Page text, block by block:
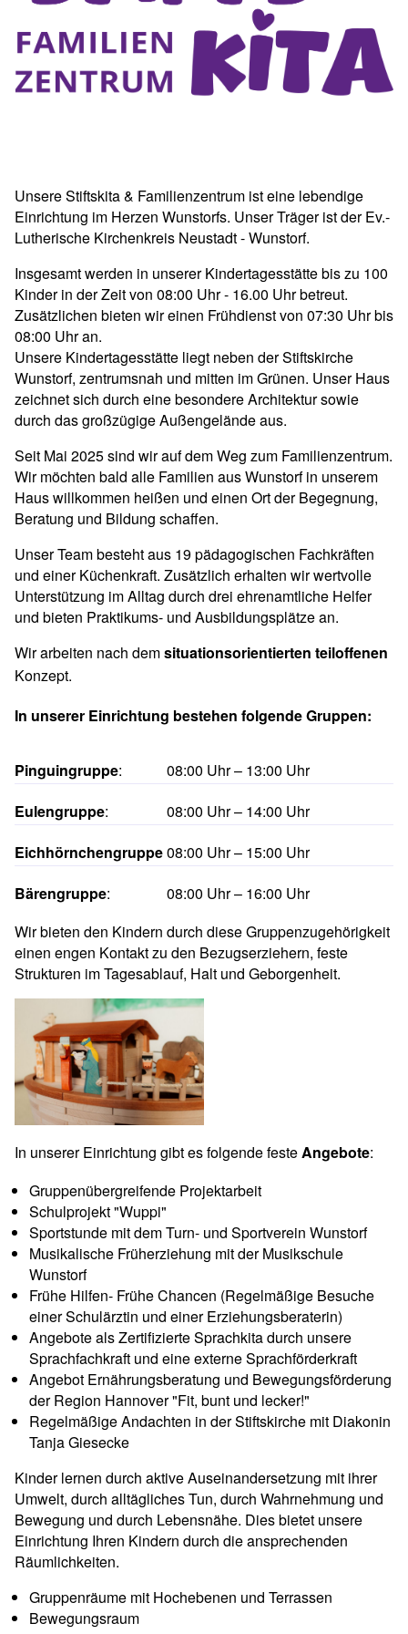
Unsere Stiftskita & Familienzentrum ist eine lebendige
Einrichtung im Herzen Wunstorfs. Unser Träger ist der Ev.-
Lutherische Kirchenkreis Neustadt - Wunstorf.
Insgesamt werden in unserer Kindertagesstätte bis zu 100
Kinder in der Zeit von 08:00 Uhr - 16.00 Uhr betreut.
Zusätzlichen bieten wir einen Frühdienst von 07:30 Uhr bis
08:00 Uhr an.
Unsere Kindertagesstätte liegt neben der Stiftskirche
Wunstorf, zentrumsnah und mitten im Grünen. Unser Haus
zeichnet sich durch eine besondere Architektur sowie
durch das großzügige Außengelände aus.
Seit Mai 2025 sind wir auf dem Weg zum Familienzentrum.
Wir möchten bald alle Familien aus Wunstorf in unserem
Haus willkommen heißen und einen Ort der Begegnung,
Beratung und Bildung schaffen.
Unser Team besteht aus 19 pädagogischen Fachkräften
und einer Küchenkraft. Zusätzlich erhalten wir wertvolle
Unterstützung im Alltag durch drei ehrenamtliche Helfer
und bieten Praktikums- und Ausbildungsplätze an.
Wir arbeiten nach demsituationsorientierten teiloffenen
Konzept.
In unserer Einrichtung bestehen folgende Gruppen:
Pinguingruppe:
08:00 Uhr – 13:00 Uhr
Eulengruppe:
08:00 Uhr – 14:00 Uhr
Eichhörnchengruppe08:00 Uhr – 15:00 Uhr
Bärengruppe:
08:00 Uhr – 16:00 Uhr
Wir bieten den Kindern durch diese Gruppenzugehörigkeit
einen engen Kontakt zu den Bezugserziehern, feste
Strukturen im Tagesablauf, Halt und Geborgenheit.
In unserer Einrichtung gibt es folgende festeAngebote:
Gruppenübergreifende Projektarbeit
Schulprojekt "Wuppi"
Sportstunde mit dem Turn- und Sportverein Wunstorf
Musikalische Früherziehung mit der Musikschule
Wunstorf
Frühe Hilfen- Frühe Chancen (Regelmäßige Besuche
einer Schulärztin und einer Erziehungsberaterin)
Angebote als Zertifizierte Sprachkita durch unsere
Sprachfachkraft und eine externe Sprachförderkraft
Angebot Ernährungsberatung und Bewegungsförderung
der Region Hannover "Fit, bunt und lecker!"
Regelmäßige Andachten in der Stiftskirche mit Diakonin
Tanja Giesecke
Kinder lernen durch aktive Auseinandersetzung mit ihrer
Umwelt, durch alltägliches Tun, durch Wahrnehmung und
Bewegung und durch Lebensnähe. Dies bietet unsere
Einrichtung Ihren Kindern durch die ansprechenden
Räumlichkeiten.
Gruppenräume mit Hochebenen und Terrassen
Bewegungsraum